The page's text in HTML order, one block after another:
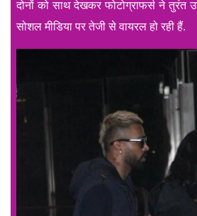
दोनों को साथ देखकर फोटोग्राफर्स ने तुरंत
सोशल मीडिया पर तेजी से वायरल हो रही हैं.